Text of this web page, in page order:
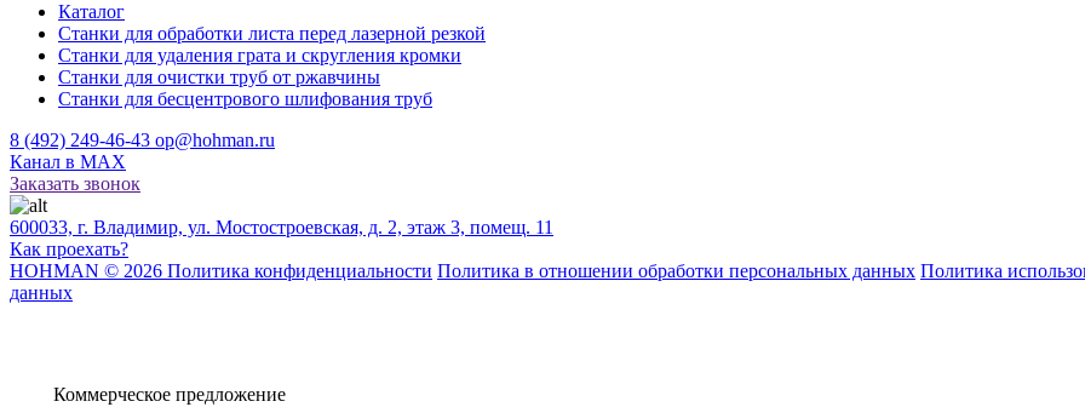
Каталог
Станки для обработки листа перед лазерной резкой
Станки для удаления грата и скругления кромки
Станки для очистки труб от ржавчины
Станки для бесцентрового шлифования труб
8 (492) 249-46-43 op@hohman.ru
Канал в MAX
Заказать звонок
600033, г. Владимир, ул. Мостостроевская, д. 2, этаж 3, помещ. 11
Как проехать?
HOHMAN © 2026 Политика конфиденциальности Политика в отношении обработки персональных данных Политика
данных
Коммерческое предложение